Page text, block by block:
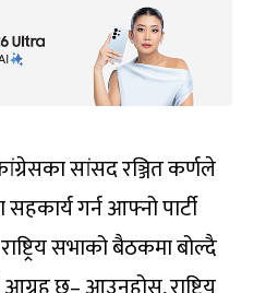
सांसद रञ्जित कर्णले
गर्न आफ्नो पार्टी
सभाको बैठकमा बोल्दै